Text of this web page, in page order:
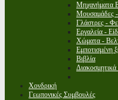
Μηχανήματα
Μουσαμάδες -
Γλάστρες -
Εργαλεία -
Χώματα -
Εμποτισμένη
Βιβλία
Χονδρική
Γεωπονικές Συμβουλές